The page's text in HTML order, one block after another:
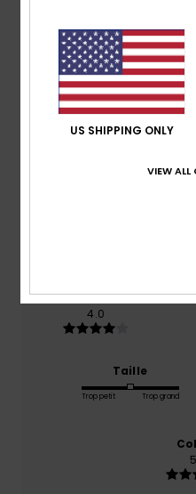
Avis clients
Note
Confort
4.0
Taille
Trop petit Trop grand
US SHIPPING ONLY
VIEW ALL